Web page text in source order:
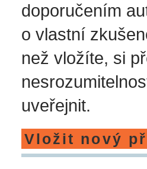
doporučením
o vlastní
než vložíte, si
uveřejnit.
Vložit nový